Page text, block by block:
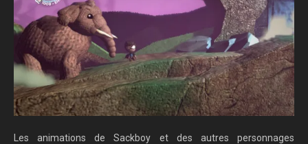
Les animations de Sackboy et des autres personnages